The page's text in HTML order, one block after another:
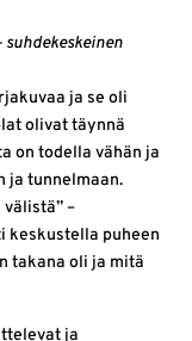
suhdekeskeinen
ja se oli
olivat täynnä
on todella vähän ja
ja tunnelmaan.
–
keskustella puheen
takana oli ja mitä
ja